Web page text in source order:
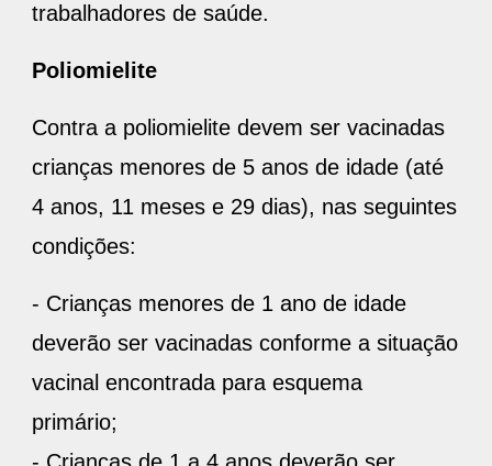
trabalhadores de saúde.
Poliomielite
Contra a poliomielite devem ser vacinadas
crianças menores de 5 anos de idade (até
4 anos, 11 meses e 29 dias), nas seguintes
condições:
- Crianças menores de 1 ano de idade
deverão ser vacinadas conforme a situação
vacinal encontrada para esquema
primário;